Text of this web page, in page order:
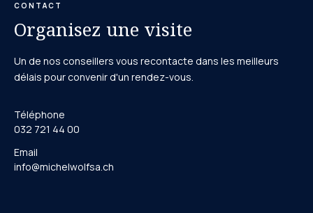
CONTACT
Organisez une visite
Un de nos conseillers vous recontacte dans les meilleurs
délais pour convenir d'un rendez-vous.
Téléphone
032 721 44 00
Email
info@michelwolfsa.ch